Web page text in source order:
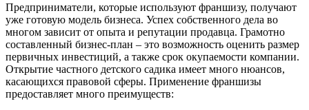
Предприниматели, которые используют франшизу, получают
уже готовую модель бизнеса. Успех собственного дела во
многом зависит от опыта и репутации продавца. Грамотно
составленный бизнес-план – это возможность оценить размер
первичных инвестиций, а также срок окупаемости компании.
Открытие частного детского садика имеет много нюансов,
касающихся правовой сферы. Применение франшизы
предоставляет много преимуществ: